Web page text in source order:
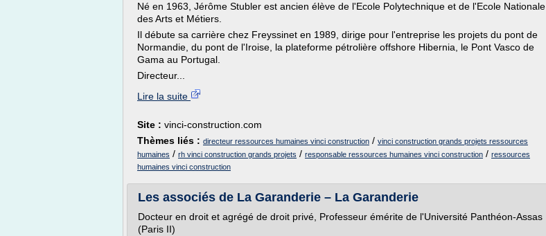
Né en 1963, Jérôme Stubler est ancien élève de l'Ecole Polytechnique et de l'Ecole Nationale
des Arts et Métiers.
Il débute sa carrière chez Freyssinet en 1989, dirige pour l'entreprise les projets du pont de
Normandie, du pont de l'Iroise, la plateforme pétrolière offshore Hibernia, le Pont Vasco de
Gama au Portugal.
Directeur...
Lire la suite
Site : vinci-construction.com
Thèmes liés : directeur ressources humaines vinci construction / vinci construction grands projets ressources
humaines / rh vinci construction grands projets / responsable ressources humaines vinci construction / ressources
humaines vinci construction
Les associés de La Garanderie – La Garanderie
Docteur en droit et agrégé de droit privé, Professeur émérite de l'Université Panthéon-Assas
(Paris II)